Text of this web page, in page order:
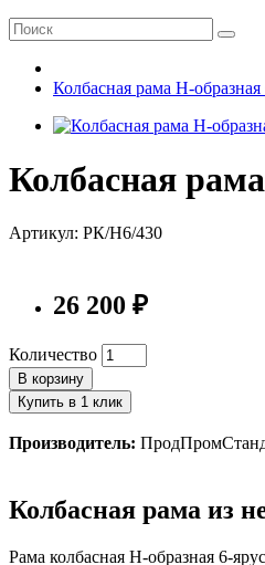
Колбасная рама Н-
Колбасная
Артикул: РК/Н6/430
26 200 ₽
Количество
В корзину
Купить в 1 клик
Производитель:
Колбасная рама из
Рама колбасная Н-образная 6-